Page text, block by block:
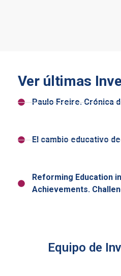
Ver últimas
Paulo Freire. Crónica
El cambio educativo
Reforming Education
Achievements.
Equipo de